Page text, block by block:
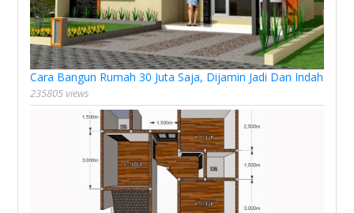
Cara Bangun Rumah 30 Juta Saja, Dijamin Jadi Dan Indah
235805 views